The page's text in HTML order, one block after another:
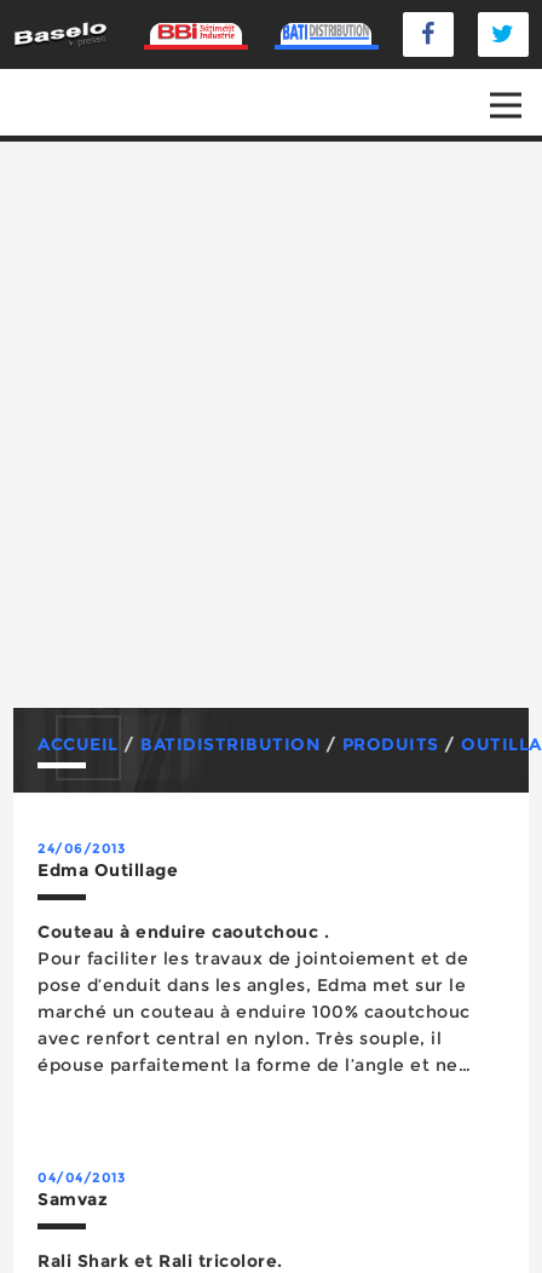
ACCUEIL / BATIDISTRIBUTION / PRODUITS /
24/06/2013
Edma Outillage
Couteau à enduire caoutchouc .
Pour faciliter les travaux de jointoiement et de
pose d’enduit dans les angles, Edma met sur le
marché un couteau à enduire 100% caoutchouc
avec renfort central en nylon. Très souple, il
épouse parfaitement la forme de l’angle et ne
04/04/2013
Samvaz
Rali Shark et Rali tricolore.